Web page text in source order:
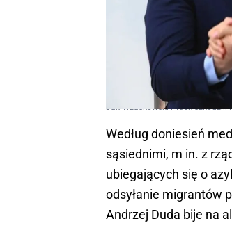
Jak Trzaskowski i Tusk szkodzili
Według doniesień
sąsiednimi, m in. z
ubiegających się o
odsyłanie migrantów
Andrzej Duda bije na